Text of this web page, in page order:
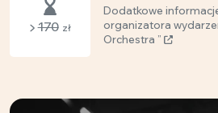
170 zł
Dodatkowe
organizatora
Orchestra ”